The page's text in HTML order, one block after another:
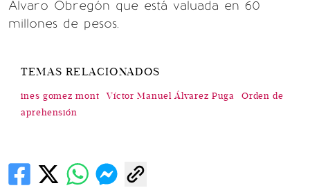
Álvaro Obregón que está valuada en 60
millones de pesos.
TEMAS RELACIONADOS
ines gomez mont Víctor Manuel Álvarez Puga
Orden de
aprehensión